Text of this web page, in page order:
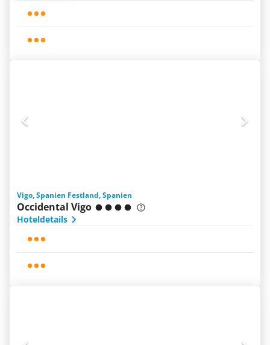
Vigo, Spanien Festland, Spanien
Occidental Vigo
Hoteldetails